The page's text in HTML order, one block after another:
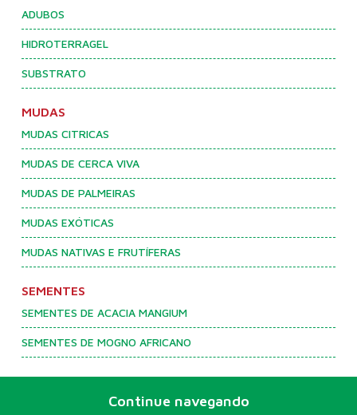
ADUBOS
HIDROTERRAGEL
SUBSTRATO
MUDAS
MUDAS CITRICAS
MUDAS DE CERCA VIVA
MUDAS DE PALMEIRAS
MUDAS EXÓTICAS
MUDAS NATIVAS E FRUTÍFERAS
SEMENTES
SEMENTES DE ACACIA MANGIUM
SEMENTES DE MOGNO AFRICANO
Continue navegando